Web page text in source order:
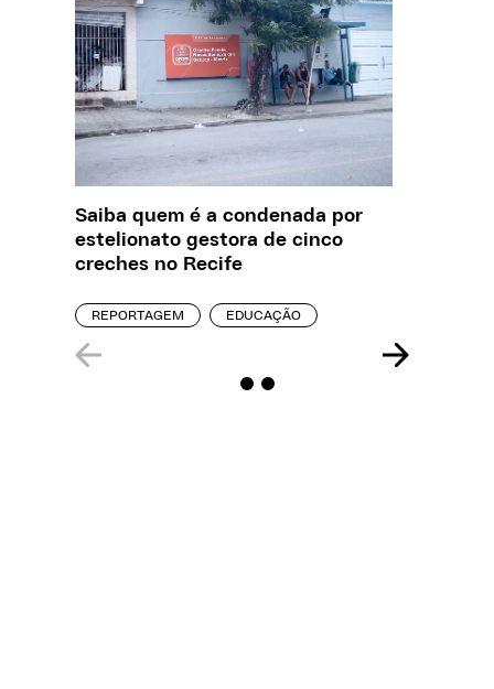
Saiba quem é a condenada por
estelionato gestora de cinco
creches no Recife
REPORTAGEM EDUCAÇÃO